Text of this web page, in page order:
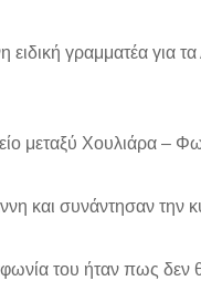
γραμματέα για
μεταξύ Χουλιάρα –
και συνάντησαν την
του ήταν πως